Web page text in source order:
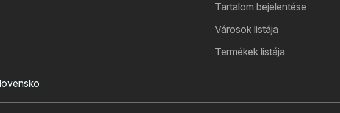
Tartalom bejelentése
Városok listája
Termékek listája